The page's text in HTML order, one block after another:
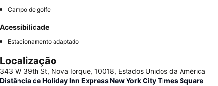
Campo de golfe
Acessibilidade
Estacionamento adaptado
Localização
343 W 39th St, Nova Iorque, 10018, Estados Unidos da América
Distância de Holiday Inn Express New York City Times Square